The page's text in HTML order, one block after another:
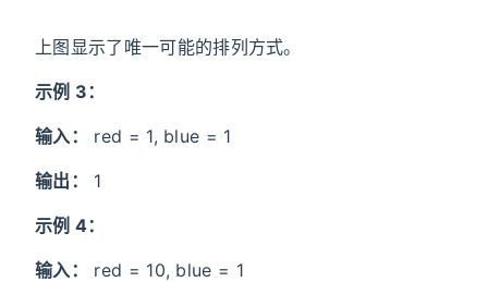
上图显示了唯一可能的排列方式。
示例 3：
输入： red = 1, blue = 1
输出： 1
示例 4：
输入： red = 10, blue = 1